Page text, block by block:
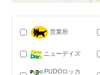
営業所
ニューデイズ
PUDOロッカ